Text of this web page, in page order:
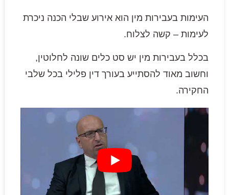
העימות בעבירות מין הוא אירוע שבלי הכנה ניכרת
לעימות – קשה לצלוח.
בכלל בעבירות מין יש סט כלים שונה לחלוטין,
וחשוב מאוד להסתייע בעורך דין פלילי בכל שלבי
החקירה.